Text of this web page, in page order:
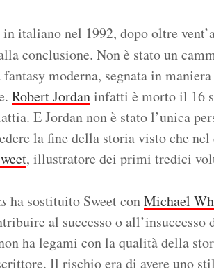
italiano nel 1992, dopo oltre
conclusione. Non è stato un
moderna, segnata in
Robert Jordaninfatti è morto il 16
E Jordan non è stato l’unica
la fine della storia visto che
, illustratore dei primi tredici
ha sostituito Sweet conMichael
al successo o all’insuccesso
ha legami con la qualità della
Il rischio era di avere uno